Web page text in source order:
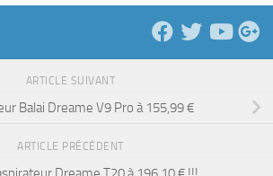
ARTICLE SUIVANT
Balai Dreame V9 Pro à 155,99 €
ARTICLE PRÉCÉDENT